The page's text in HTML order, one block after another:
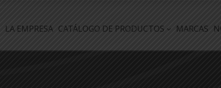
LA EMPRESA CATÁLOGO DE PRODUCTOS MARCAS